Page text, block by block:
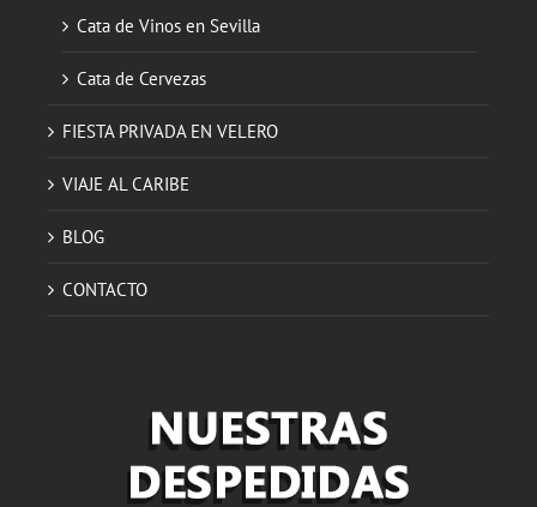
Cata de Vinos en Sevilla
Cata de Cervezas
FIESTA PRIVADA EN VELERO
VIAJE AL CARIBE
BLOG
CONTACTO